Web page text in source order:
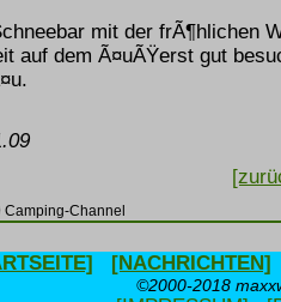
mit der frÃ¶hlichen
auf dem Ã¤uÃŸerst gut
Camping-Channel
[NACHRICHTEN]
©2000-2018